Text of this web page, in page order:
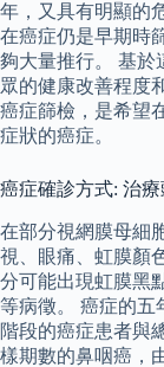
年，又具有明顯的
在癌症仍是早期時
夠大量推行。 基於
眾的健康改善程度
癌症篩檢，是希望
症狀的癌症。
癌症確診方式: 治
在部分視網膜母細
視、眼痛、虹膜顏
分可能出現虹膜黑
等病徵。 癌症的五
階段的癌症患者與
樣期數的鼻咽癌，